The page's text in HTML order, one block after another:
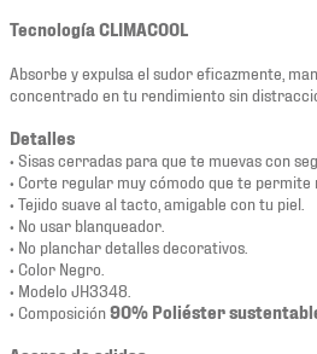
Tecnología CLIMACOOL
Absorbe y expulsa el sudor eficazmente,
concentrado en tu rendimiento sin
Detalles
• Sisas cerradas para que te muevas con
• Corte regular muy cómodo que te
• Tejido suave al tacto, amigable con tu piel.
• No usar blanqueador.
• No planchar detalles decorativos.
• Color Negro.
• Modelo JH3348.
• Composición90% Poliéster